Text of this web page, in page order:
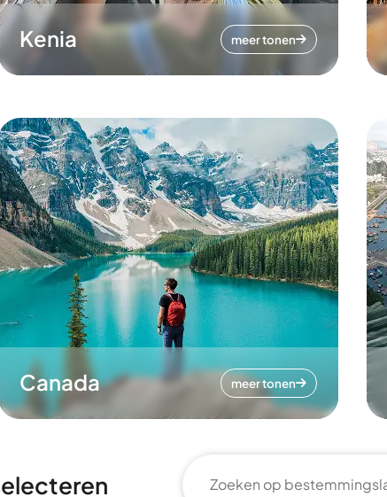
Kenia meer tonen
Canada meer tonen